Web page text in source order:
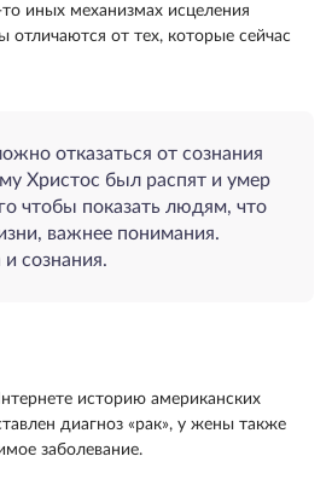
иных механизмах исцеления
отличаются от тех, которые сейчас
отказаться от сознания
Христос был распят и умер
чтобы показать людям, что
важнее понимания.
сознания.
историю американских
диагноз «рак», у жены также
заболевание.